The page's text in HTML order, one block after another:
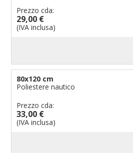
Prezzo cda:
29,00 €
(IVA inclusa)
80x120 cm
Poliestere nautico
Prezzo cda:
33,00 €
(IVA inclusa)